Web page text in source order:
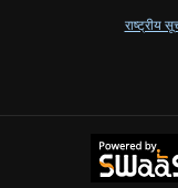
राष्ट्रीय